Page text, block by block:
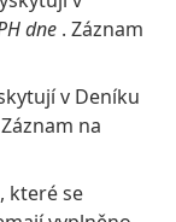
dne . Záznam
v Deníku
na
, které se